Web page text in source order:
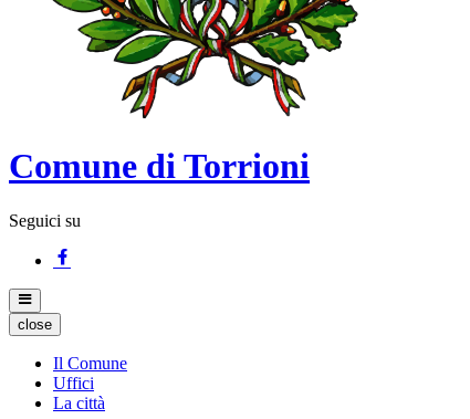
Comune di Torrioni
Seguici su
close
Il Comune
Uffici
La città